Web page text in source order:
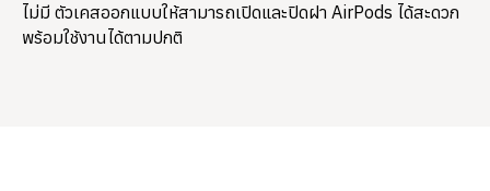
ไม่มี ตัวเคสออกแบบให้สามารถเปิดและปิดฝา AirPods ได้สะดวก
พร้อมใช้งานได้ตามปกติ